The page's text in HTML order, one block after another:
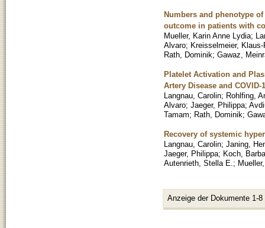
Numbers and phenotype
outcome in patients with
Mueller, Karin Anne Lydia;
Alvaro; Kreisselmeier, Klaus-
Rath, Dominik; Gawaz,
Platelet Activation and
Artery Disease and COVID-
Langnau, Carolin; Rohlfing,
Alvaro; Jaeger, Philippa;
Tamam; Rath, Dominik;
Recovery of systemic
Langnau, Carolin; Janing,
Jaeger, Philippa; Koch,
Autenrieth, Stella E. ;
Anzeige der Dokumente 1-8